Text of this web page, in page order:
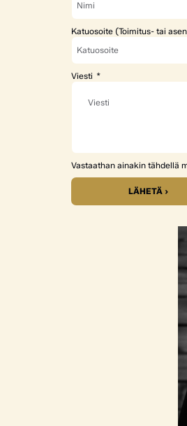
Katuosoite (Toimitus- tai
Viesti
Vastaathan ainakin tähdellä
LÄHETÄ ›